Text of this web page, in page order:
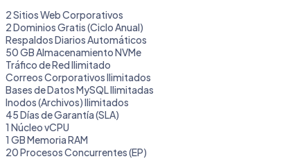
2 Sitios Web Corporativos
2 Dominios Gratis (Ciclo Anual)
Respaldos Diarios Automáticos
50 GB Almacenamiento NVMe
Tráfico de Red Ilimitado
Correos Corporativos Ilimitados
Bases de Datos MySQL Ilimitadas
Inodos (Archivos) Ilimitados
45 Días de Garantía (SLA)
1 Núcleo vCPU
1 GB Memoria RAM
20 Procesos Concurrentes (EP)